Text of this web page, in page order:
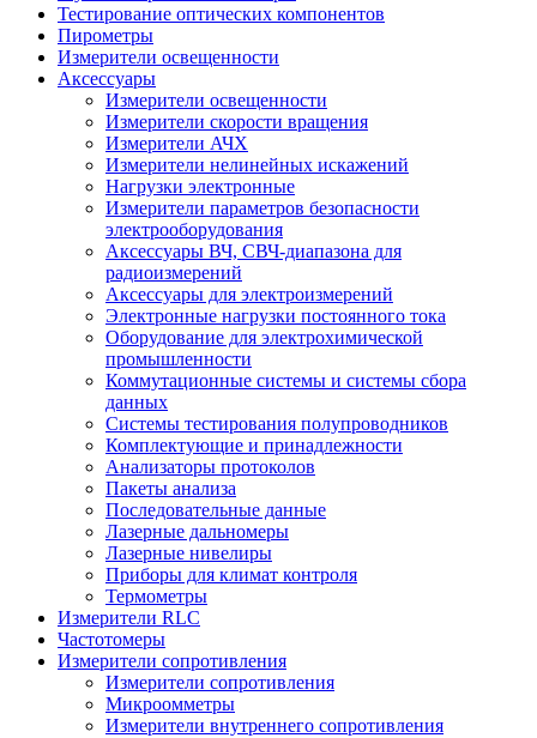
Тестирование оптических компонентов
Пирометры
Измерители освещенности
Аксессуары
Измерители освещенности
Измерители скорости вращения
Измерители АЧХ
Измерители нелинейных искажений
Нагрузки электронные
Измерители параметров безопасности
электрооборудования
Аксессуары ВЧ, СВЧ-диапазона для
радиоизмерений
Аксессуары для электроизмерений
Электронные нагрузки постоянного тока
Оборудование для электрохимической
промышленности
Коммутационные системы и системы сбора
данных
Системы тестирования полупроводников
Комплектующие и принадлежности
Анализаторы протоколов
Пакеты анализа
Последовательные данные
Лазерные дальномеры
Лазерные нивелиры
Приборы для климат контроля
Термометры
Измерители RLC
Частотомеры
Измерители сопротивления
Измерители сопротивления
Микроомметры
Измерители внутреннего сопротивления